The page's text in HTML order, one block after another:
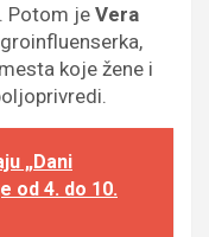
Potom je Vera
koje žene i
„Dani
od 4. do 10.